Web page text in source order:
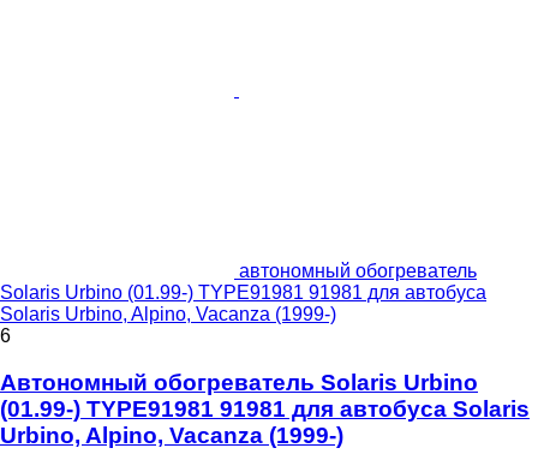
автономный обогреватель
Solaris Urbino (01.99-) TYPE91981 91981 для автобуса
Solaris Urbino, Alpino, Vacanza (1999-)
6
Автономный обогреватель Solaris Urbino
(01.99-) TYPE91981 91981 для автобуса Solaris
Urbino, Alpino, Vacanza (1999-)